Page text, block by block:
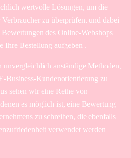
wertvolle Lösungen, um die
zu überprüfen, und dabei
des Online-Webshops
Ihre Bestellung aufgeben .
unvergleichlich anständige Methoden,
Business-Kundenorientierung zu
sehen wir eine Reihe von
es möglich ist, eine Bewertung
zu schreiben, die ebenfalls
verwendet werden